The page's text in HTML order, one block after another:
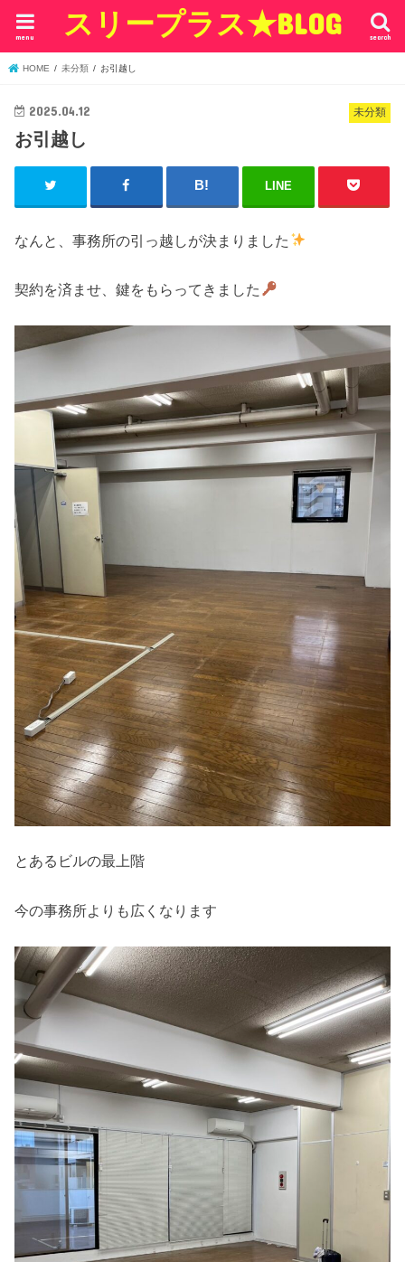
スリープラス★BLOG search
menu
HOME 未分類 お引越し
未分類
2025.04.12
お引越し
LINE
なんと、事務所の引っ越しが決まりました
契約を済ませ、鍵をもらってきました
とあるビルの最上階
今の事務所よりも広くなります